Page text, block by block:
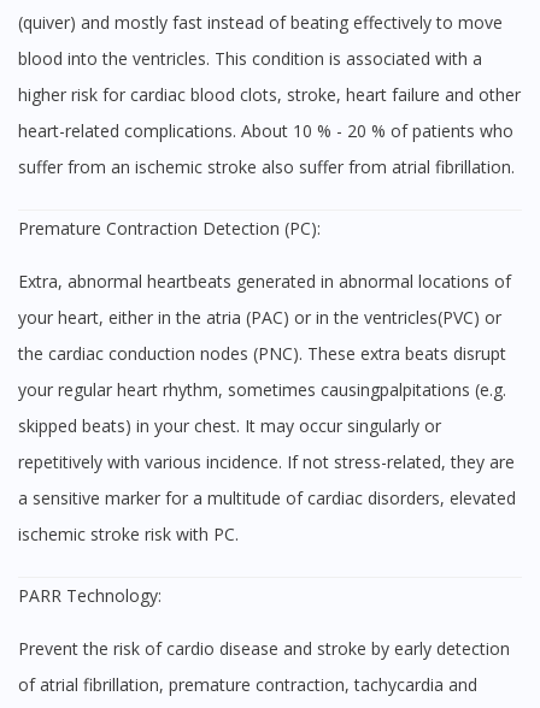
(quiver) and mostly fast instead of beating effectively to move
blood into the ventricles. This condition is associated with a
higher risk for cardiac blood clots, stroke, heart failure and other
heart-related complications. About 10 % - 20 % of patients who
suffer from an ischemic stroke also suffer from atrial fibrillation.
Premature Contraction Detection (PC):
Extra, abnormal heartbeats generated in abnormal locations of
your heart, either in the atria (PAC) or in the ventricles(PVC) or
the cardiac conduction nodes (PNC). These extra beats disrupt
your regular heart rhythm, sometimes causingpalpitations (e.g.
skipped beats) in your chest. It may occur singularly or
repetitively with various incidence. If not stress-related, they are
a sensitive marker for a multitude of cardiac disorders, elevated
ischemic stroke risk with PC.
PARR Technology:
Prevent the risk of cardio disease and stroke by early detection
of atrial fibrillation, premature contraction, tachycardia and